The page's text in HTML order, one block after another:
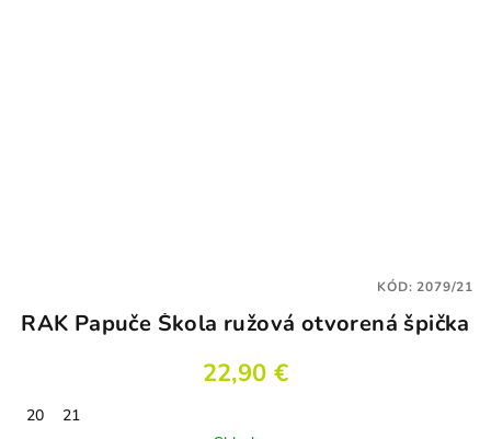
RAK Papuče Škola ružová otvorená špička
22,90 €
20
21
KÓD:2079/21